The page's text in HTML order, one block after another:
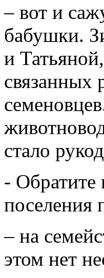
– вот и
бабушки.
и
связанных
стало
- Обратите
поселения
– на
этом нет